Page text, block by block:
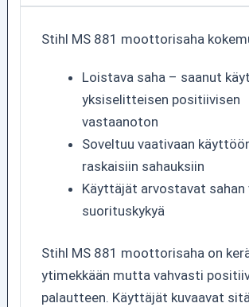
Stihl MS 881 moottorisaha
Loistava saha – saanut
yksiselitteisen positiivisen
vastaanoton
Soveltuu vaativaan
raskaisiin sahauksiin
Käyttäjät arvostavat sahan
suorituskykyä
Stihl MS 881 moottorisaha on
ytimekkään mutta vahvasti
palautteen. Käyttäjät kuvaavat